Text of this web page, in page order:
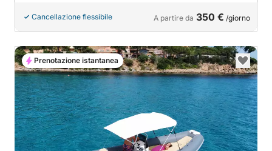
Cancellazione flessibile A partire da 350 € /giorno
Prenotazione istantanea